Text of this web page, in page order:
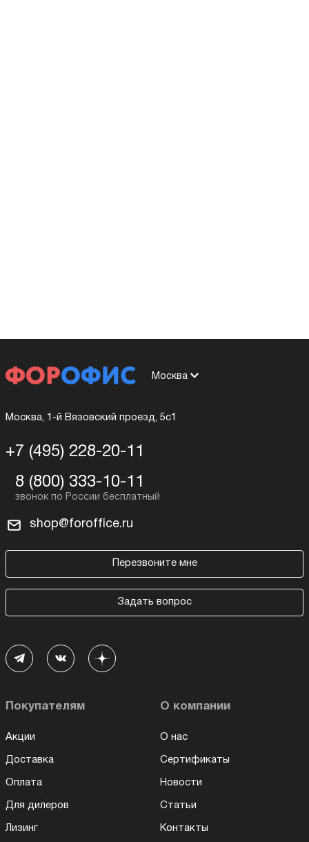
Москва
Москва, 1-й Вязовский проезд, 5с1
+7 (495) 228-20-11
8 (800) 333-10-11
shop@foroffice.ru
Перезвоните мне
Задать вопрос
Покупателям
Акции
Доставка
Оплата
Для дилеров
Лизинг
О компании
О нас
Сертификаты
Новости
Статьи
Контакты